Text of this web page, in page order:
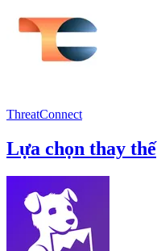
ThreatConnect
Lựa chọn thay thế